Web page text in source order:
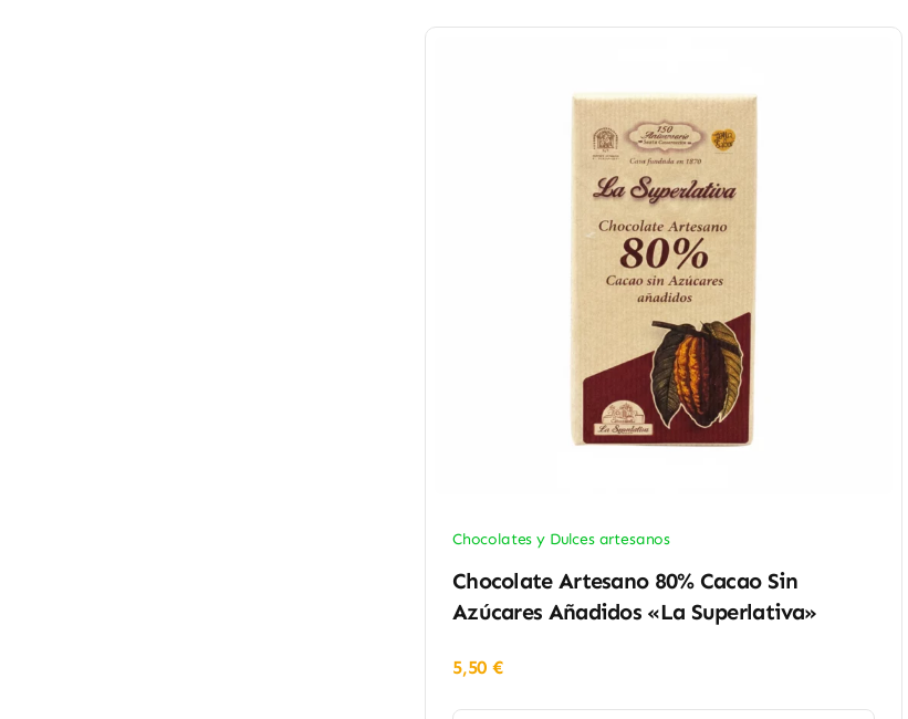
Chocolates y Dulces artesanos
Chocolate Artesano 80% Cacao Sin
Azúcares Añadidos «La Superlativa»
5,50€